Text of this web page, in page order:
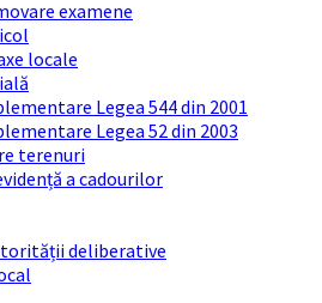
examene
locale
Legea 544 din 2001
Legea 52 din 2003
terenuri
a cadourilor
deliberative